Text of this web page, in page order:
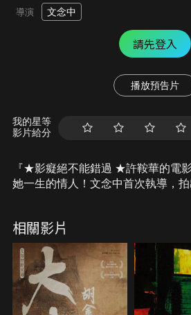
導演 文念中
請先登入
播放預告片
我的星等
影片給分
『★影癡絕不能錯過 ★許鞍華的電
她一生的情人！文念中首次執導，
變成泥濘小路，她大步踏入香港新界
她而言，榮耀和艱辛不過是接近電影
徑。四十載光影生涯，從獲獎無數到
電影，對香港的一片赤誠始終未變。
上，電影伴她活出人生的圓滿。
相關影片